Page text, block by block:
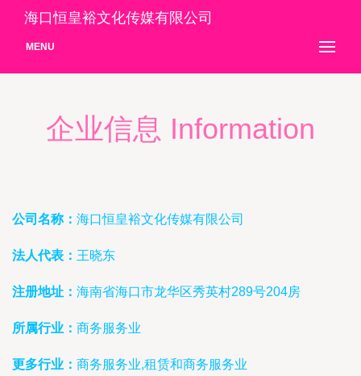
海口恒皇裕文化传媒有限公司
MENU
企业信息 Information
公司名称： 海口恒皇裕文化传媒有限公司
法人代表： 王晓东
注册地址： 海南省海口市龙华区秀英村289号204房
所属行业： 商务服务业
更多行业： 商务服务业,租赁和商务服务业